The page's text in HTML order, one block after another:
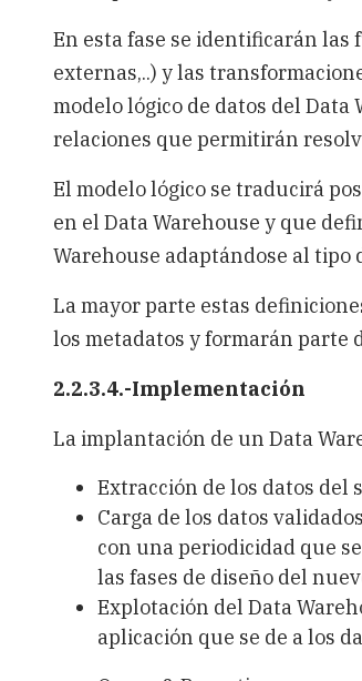
En esta fase se identificarán las
externas,..) y las
modelo lógico de datos del Data
relaciones que permitirán
El modelo lógico se traducirá
en el Data Warehouse y que
Warehouse adaptándose al tipo
La mayor parte estas
los metadatos y formarán parte
2.2.3.4.-Implementación
La implantación de un Data
Extracción de los datos del
Carga de los datos
con una periodicidad que
las fases de diseño del
Explotación del Data
aplicación que se de a los